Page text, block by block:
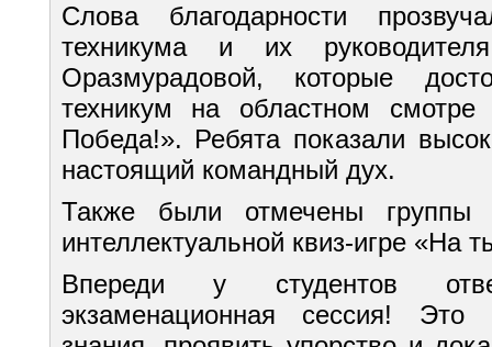
Слова благодарности
техникума и их
Оразмурадовой, которые
техникум на областном
Победа!». Ребята показали
настоящий командный дух.
Также были отмечены
интеллектуальной квиз-игре «На
Впереди у студентов
экзаменационная сессия!